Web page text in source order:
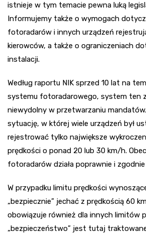
istnieje w tym temacie pewna luką
Informujemy także o wymogach
fotoradarów i innych urządzeń
kierowców, a także o ograniczeniach
instalacji.
Według raportu NIK sprzed 10 lat na
systemu fotoradarowego, system ten
niewydolny w przetwarzaniu mandatów.
sytuację, w której wiele urządzeń był
rejestrować tylko największe
prędkości o ponad 20 lub 30 km/h.
fotoradarów działa poprawnie i
W przypadku limitu prędkości
„bezpiecznie” jechać z prędkością 60
obowiązuje również dla innych limitów
„bezpieczeństwo” jest tutaj